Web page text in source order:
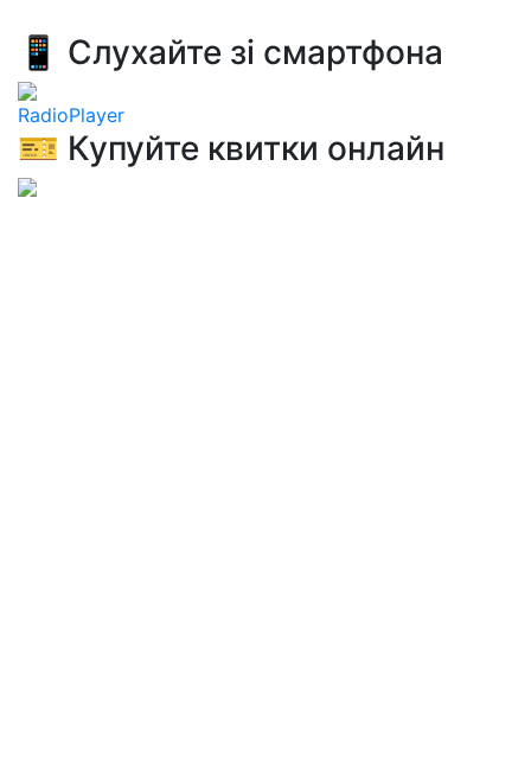
📱 Слухайте зі смартфона
RadioPlayer
🎫 Купуйте квитки онлайн